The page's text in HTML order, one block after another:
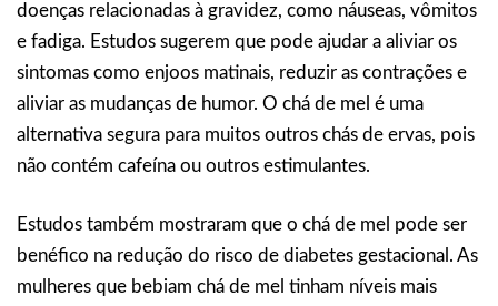
doenças relacionadas à gravidez, como náuseas, vômitos
e fadiga. Estudos sugerem que pode ajudar a aliviar os
sintomas como enjoos matinais, reduzir as contrações e
aliviar as mudanças de humor. O chá de mel é uma
alternativa segura para muitos outros chás de ervas, pois
não contém cafeína ou outros estimulantes.
Estudos também mostraram que o chá de mel pode ser
benéfico na redução do risco de diabetes gestacional. As
mulheres que bebiam chá de mel tinham níveis mais